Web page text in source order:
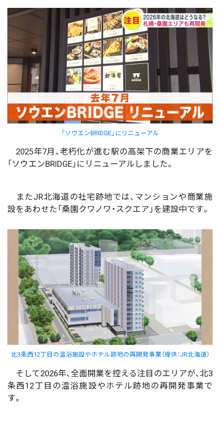
「ソウエンBRIDGE」にリニューアル
2025年7月、老朽化が進む駅の高架下の商業エリアを
「ソウエンBRIDGE」にリニューアルしました。
またJR北海道の社宅跡地では、マンションや商業施
設をあわせた「桑園クワノワ・スクエア」を建設中です。
北3条西12丁目の温浴施設やホテル跡地の再開発事業（提供：JR北海道）
そして2026年、全面開業を控える注目のエリアが、北3
条西12丁目の温浴施設やホテル跡地の再開発事業で
す。